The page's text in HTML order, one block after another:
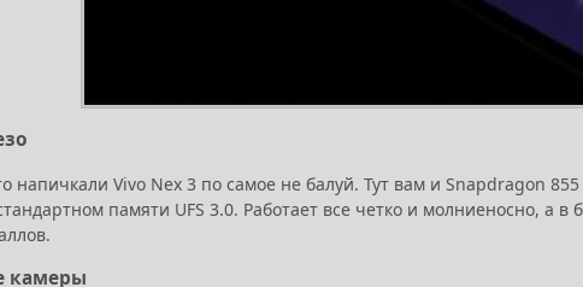
напичкали Vivo Nex 3 по самое не балуй. Тут вам и Snapdragon
памяти UFS 3.0. Работает все четко и молниеносно, а
камеры